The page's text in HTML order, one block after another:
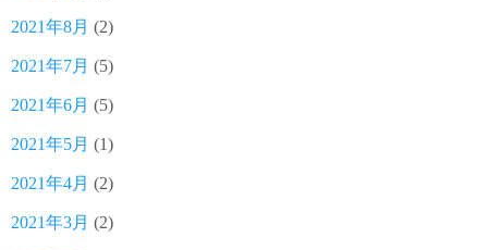
2021年8月 (2)
2021年7月 (5)
2021年6月 (5)
2021年5月 (1)
2021年4月 (2)
2021年3月 (2)